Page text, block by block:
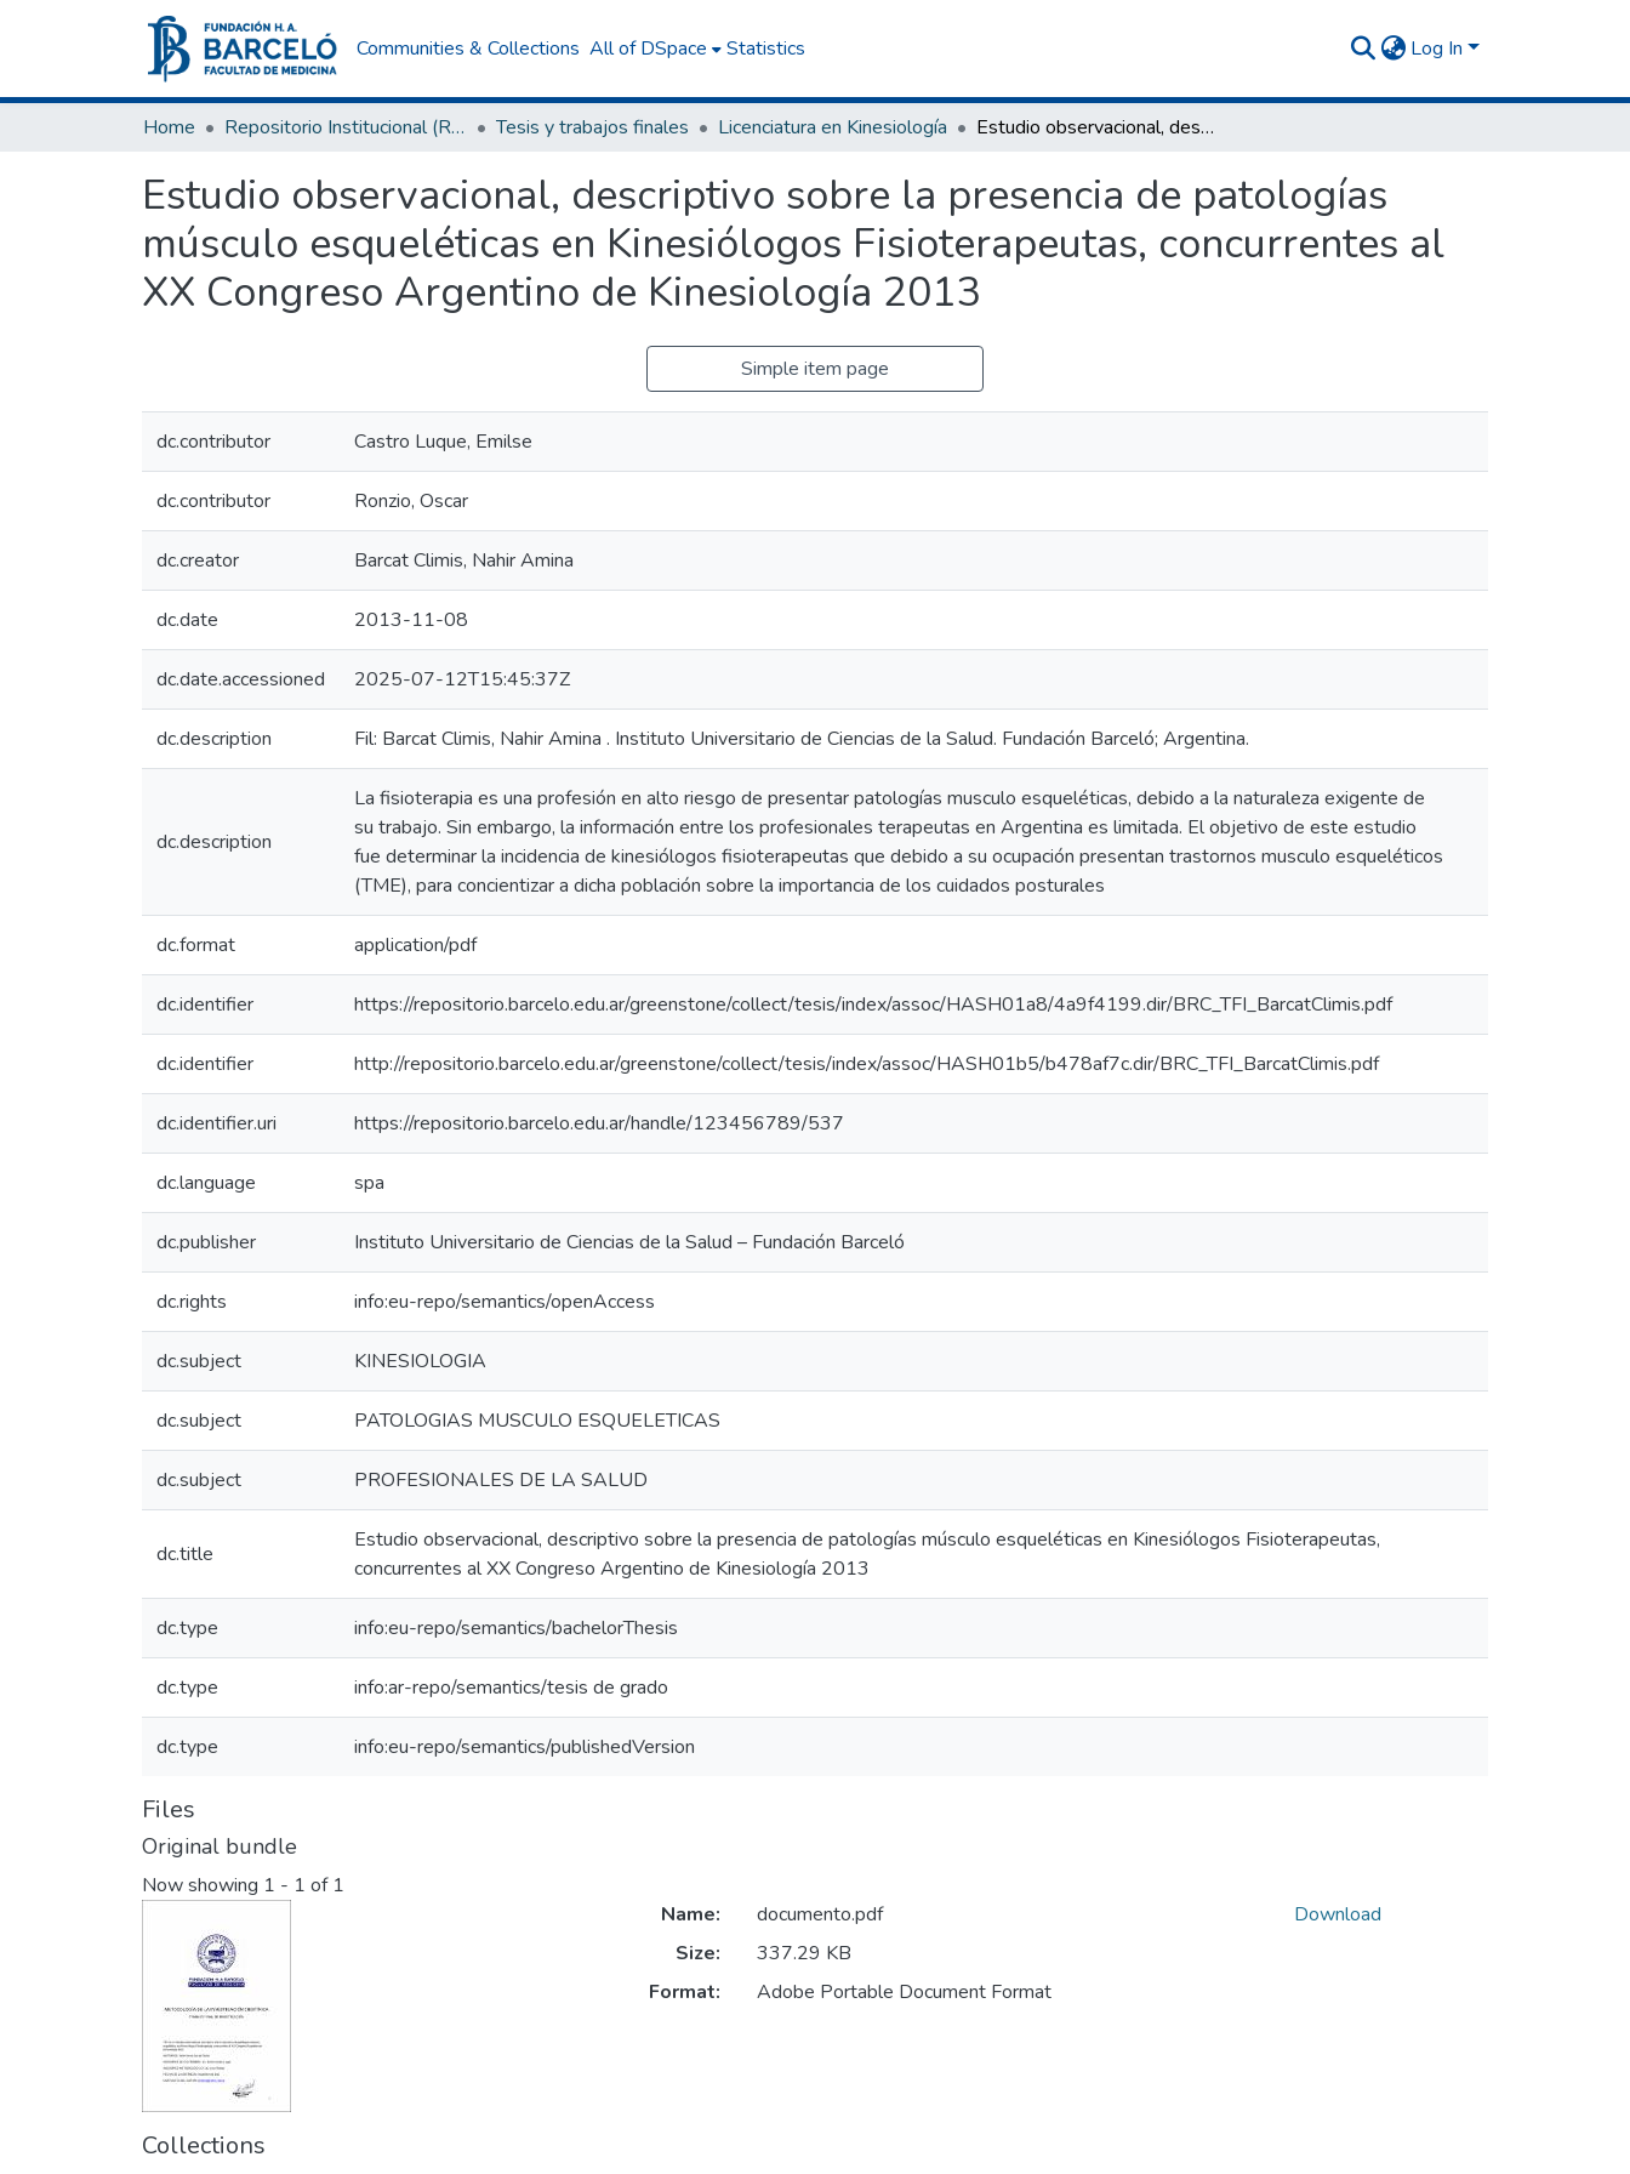
Communities & Collections All of DSpace Statistics Log In
Home Repositorio Institucional (RI) del Instituto Universitario de Ciencias de la Salud Fundación H. A. Barceló Tesis y trabajos finales Licenciatura en Kinesiología Estudio observacional, descriptivo sobre la presencia de patologías músculo esqueléticas en Kinesiólogos Fisioterapeutas, concurrentes al XX Congreso Argentino de Kinesiología 2013
Estudio observacional, descriptivo sobre la presencia de patologías
músculo esqueléticas en Kinesiólogos Fisioterapeutas, concurrentes al
XX Congreso Argentino de Kinesiología 2013
Simple item page
dc.contributor Castro Luque, Emilse
dc.contributor Ronzio, Oscar
dc.creator Barcat Climis, Nahir Amina
dc.date 2013-11-08
dc.date.accessioned 2025-07-12T15:45:37Z
dc.description Fil: Barcat Climis, Nahir Amina . Instituto Universitario de Ciencias de la Salud. Fundación Barceló; Argentina.
dc.description
La fisioterapia es una profesión en alto riesgo de presentar patologías musculo esqueléticas, debido a la naturaleza exigente de
su trabajo. Sin embargo, la información entre los profesionales terapeutas en Argentina es limitada. El objetivo de este estudio
fue determinar la incidencia de kinesiólogos fisioterapeutas que debido a su ocupación presentan trastornos musculo esqueléticos
(TME), para concientizar a dicha población sobre la importancia de los cuidados posturales
dc.format application/pdf
dc.identifier https://repositorio.barcelo.edu.ar/greenstone/collect/tesis/index/assoc/HASH01a8/4a9f4199.dir/BRC_TFI_BarcatClimis.pdf
dc.identifier http://repositorio.barcelo.edu.ar/greenstone/collect/tesis/index/assoc/HASH01b5/b478af7c.dir/BRC_TFI_BarcatClimis.pdf
dc.identifier.uri https://repositorio.barcelo.edu.ar/handle/123456789/537
dc.language spa
dc.publisher Instituto Universitario de Ciencias de la Salud – Fundación Barceló
dc.rights info:eu-repo/semantics/openAccess
dc.subject KINESIOLOGIA
dc.subject PATOLOGIAS MUSCULO ESQUELETICAS
dc.subject PROFESIONALES DE LA SALUD
dc.title
Estudio observacional, descriptivo sobre la presencia de patologías músculo esqueléticas en Kinesiólogos Fisioterapeutas,
concurrentes al XX Congreso Argentino de Kinesiología 2013
dc.type info:eu-repo/semantics/bachelorThesis
dc.type info:ar-repo/semantics/tesis de grado
dc.type info:eu-repo/semantics/publishedVersion
Files
Original bundle
Now showing 1 - 1 of 1
Name:
documento.pdf
Size:
337.29 KB
Format:
Adobe Portable Document Format
Download
Collections